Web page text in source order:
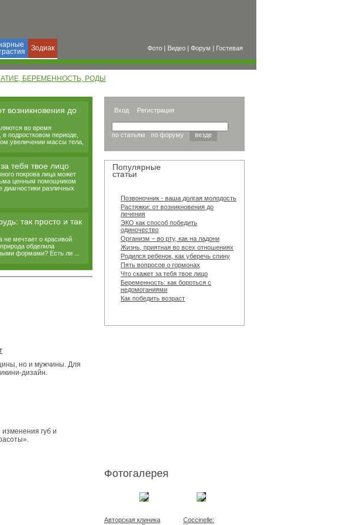
Зодиак Фото | Видео | Форум | Гостевая
БЕРЕМЕННОСТЬ, РОДЫ
возникновения до
во время
подростковом периоде,
увеличении массы тела,
тебя твое лицо
покрова лица может
ценным помощником
диагностики различных
так просто и так
не мечтает о красивой
обделила
формами? Есть ли ...
но и мужчины. Для
дизайн.
губ и
Вход Регистрация
по статьям по форуму везде
Популярные
статьи
Позвоночник - ваша долгая молодость
Растяжки: от возникновения до
лечения
ЭКО как способ победить
одиночество
Организм – во рту, как на ладони
Жизнь, приятная во всех отношениях
Родился ребенок, как уберечь спину
Пять вопросов о гормонах
Что скажет за тебя твое лицо
Беременность: как бороться с
недомоганиями
Как победить возраст
Фотогалерея
Авторская клиника
Coccinelle: